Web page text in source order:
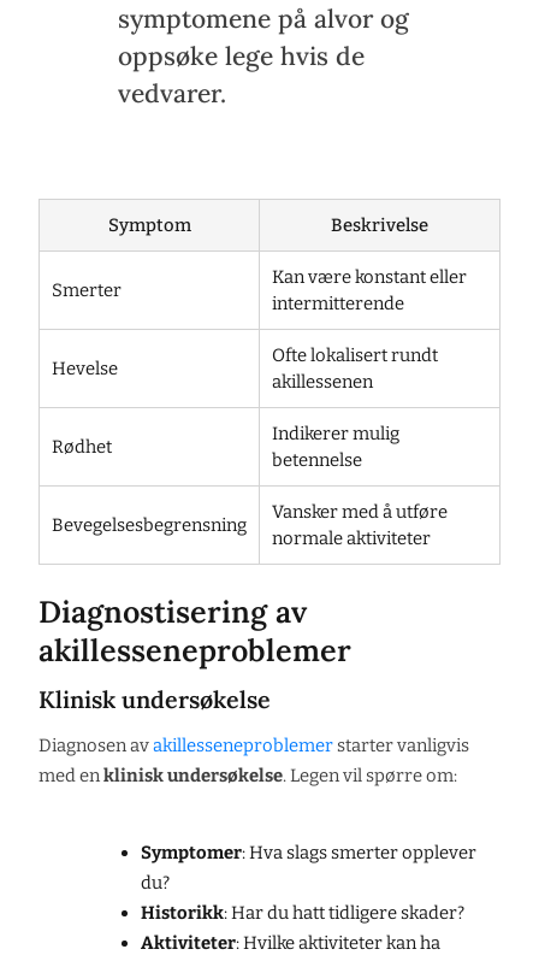
symptomene på alvor og
oppsøke lege hvis de
vedvarer.
Symptom Beskrivelse
Smerter
Kan være konstant eller
intermitterende
Hevelse
Ofte lokalisert rundt
akillessenen
Rødhet
Indikerer mulig
betennelse
Bevegelsesbegrensning
Vansker med å utføre
normale aktiviteter
Diagnostisering av
akillesseneproblemer
Klinisk undersøkelse
Diagnosen avakillesseneproblemerstarter vanligvis
med enklinisk undersøkelse. Legen vil spørre om:
Symptomer: Hva slags smerter opplever
du?
Historikk: Har du hatt tidligere skader?
Aktiviteter: Hvilke aktiviteter kan ha